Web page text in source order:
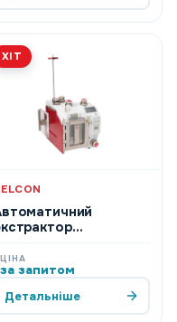
ХІТ
Giotto Monza
ЦІНА
за запитом
Детальніше